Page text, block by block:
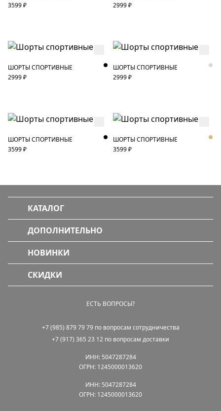
3599 ₽
2999 ₽
ШОРТЫ СПОРТИВНЫЕ
2999 ₽
ШОРТЫ СПОРТИВНЫЕ
2999 ₽
ШОРТЫ СПОРТИВНЫЕ
3599 ₽
ШОРТЫ СПОРТИВНЫЕ
3599 ₽
КАТАЛОГ
ДОПОЛНИТЕЛЬНО
НОВИНКИ
СКИДКИ
ЕСТЬ ВОПРОСЫ?
+7 (985) 879 79 79 по вопросам сотрудничества
+7 (917) 365 23 12 по вопросам доставки
ИНН: 5047287284
ОГРН: 1245000013620
ИНН: 5047287284
ОГРН: 1245000013620